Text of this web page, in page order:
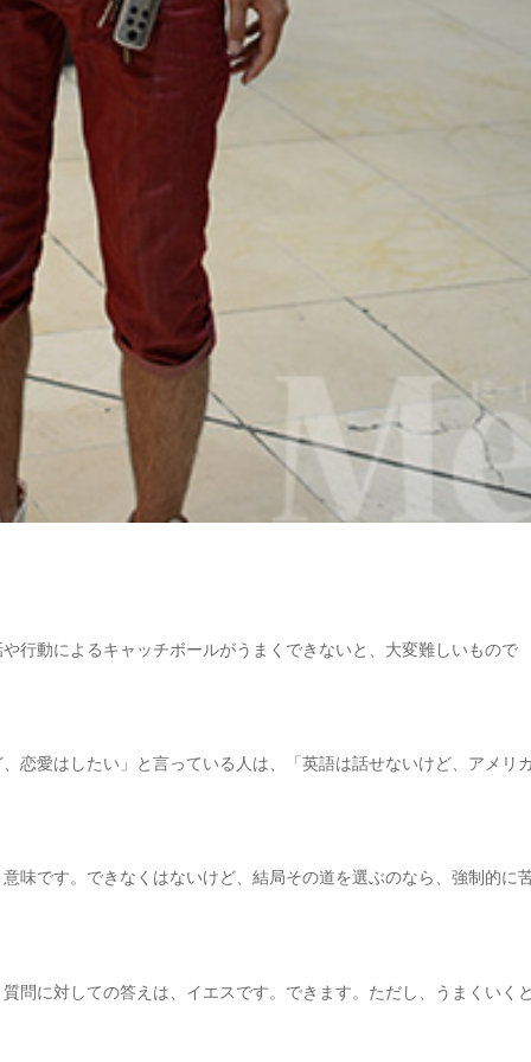
行動によるキャッチボールがうまくできないと、大変難しいもので
恋愛はしたい」と言っている人は、「英語は話せないけど、アメリ
味です。できなくはないけど、結局その道を選ぶのなら、強制的に
問に対しての答えは、イエスです。できます。ただし、うまくいく